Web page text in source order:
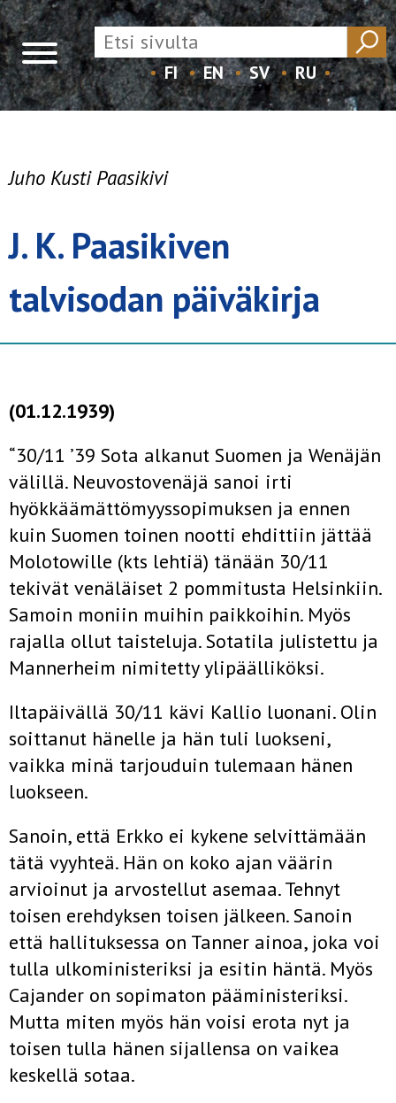
FI EN SV RU
Juho Kusti Paasikivi
J. K. Paasikiven
talvisodan päiväkirja
(01.12.1939)
“30/11 ’39 Sota alkanut Suomen ja Wenäjän
välillä. Neuvostovenäjä sanoi irti
hyökkäämättömyyssopimuksen ja ennen
kuin Suomen toinen nootti ehdittiin jättää
Molotowille (kts lehtiä) tänään 30/11
tekivät venäläiset 2 pommitusta Helsinkiin.
Samoin moniin muihin paikkoihin. Myös
rajalla ollut taisteluja. Sotatila julistettu ja
Mannerheim nimitetty ylipäälliköksi.
Iltapäivällä 30/11 kävi Kallio luonani. Olin
soittanut hänelle ja hän tuli luokseni,
vaikka minä tarjouduin tulemaan hänen
luokseen.
Sanoin, että Erkko ei kykene selvittämään
tätä vyyhteä. Hän on koko ajan väärin
arvioinut ja arvostellut asemaa. Tehnyt
toisen erehdyksen toisen jälkeen. Sanoin
että hallituksessa on Tanner ainoa, joka voi
tulla ulkoministeriksi ja esitin häntä. Myös
Cajander on sopimaton pääministeriksi.
Mutta miten myös hän voisi erota nyt ja
toisen tulla hänen sijallensa on vaikea
keskellä sotaa.